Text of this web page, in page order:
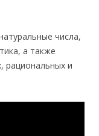
числа,
а также
рациональных и